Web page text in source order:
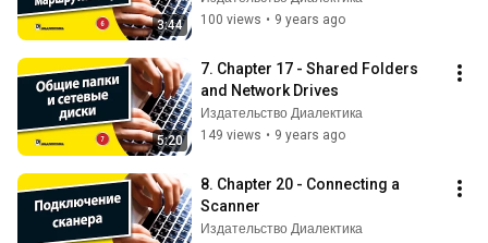
3:44
100 views • 9 years ago
5:20
7. Chapter 17 - Shared Folders
and Network Drives
Издательство Диалектика
149 views • 9 years ago
8. Chapter 20 - Connecting a
Scanner
Издательство Диалектика